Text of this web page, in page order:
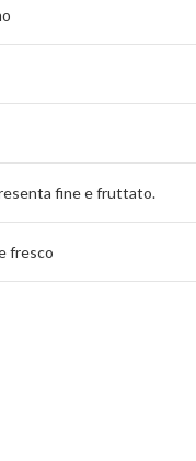
fine e fruttato.
fresco